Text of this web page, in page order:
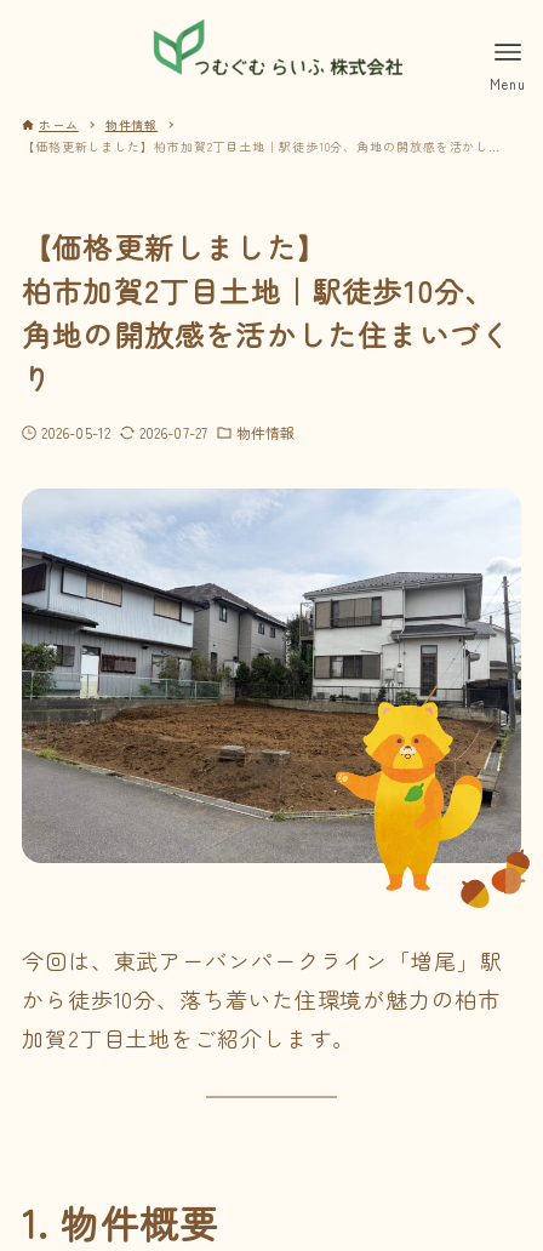
ホーム
物件情報
【価格更新しました】柏市加賀2丁目土地｜駅徒歩10分、角地の開放感を活かした住まいづくり
【価格更新しました】
柏市加賀2丁目土地｜駅徒歩10分、
角地の開放感を活かした住まいづく
り
2026-05-12 2026-07-27 物件情報
今回は、東武アーバンパークライン「増尾」駅
から徒歩10分、落ち着いた住環境が魅力の柏市
加賀2丁目土地をご紹介します。
1. 物件概要